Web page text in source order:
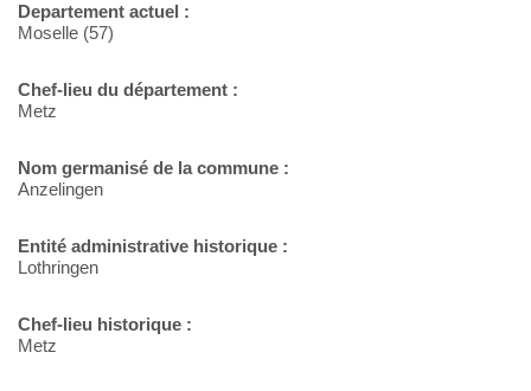
Departement actuel :
Moselle (57)
Chef-lieu du département :
Metz
Nom germanisé de la commune :
Anzelingen
Entité administrative historique :
Lothringen
Chef-lieu historique :
Metz